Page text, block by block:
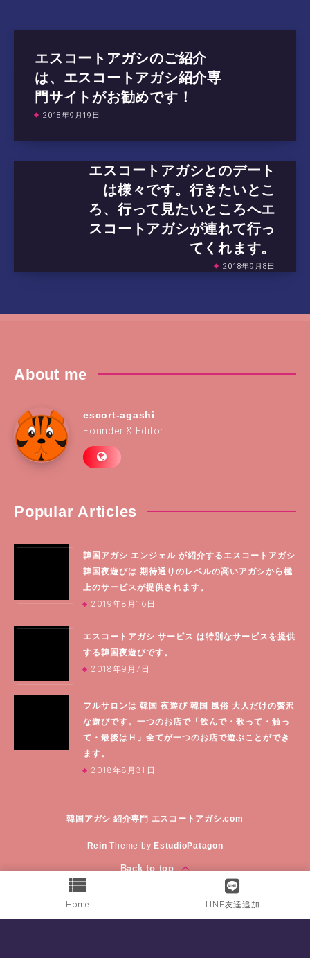
エスコートアガシのご紹介
は、エスコートアガシ紹介専
門サイトがお勧めです！
2018年9月19日
エスコートアガシとのデート
は様々です。行きたいとこ
ろ、行って見たいところへエ
スコートアガシが連れて行っ
てくれます。
2018年9月8日
About me
escort-agashi
Founder & Editor
Popular Articles
韓国アガシ エンジェル が紹介するエスコートアガシ
韓国夜遊びは 期待通りのレベルの高いアガシから極
上のサービスが提供されます。
2019年8月16日
エスコートアガシ サービス は特別なサービスを提供
する韓国夜遊びです。
2018年9月7日
フルサロンは 韓国 夜遊び 韓国 風俗 大人だけの贅沢
な遊びです。一つのお店で「飲んで・歌って・触っ
て・最後はＨ」全てが一つのお店で遊ぶことができ
ます。
2018年8月31日
韓国アガシ 紹介専門 エスコートアガシ.com
Rein Theme by EstudioPatagon
Back to top
Home LINE友達追加